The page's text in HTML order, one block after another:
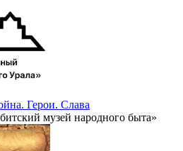
Герои. Слава
музей народного быта»